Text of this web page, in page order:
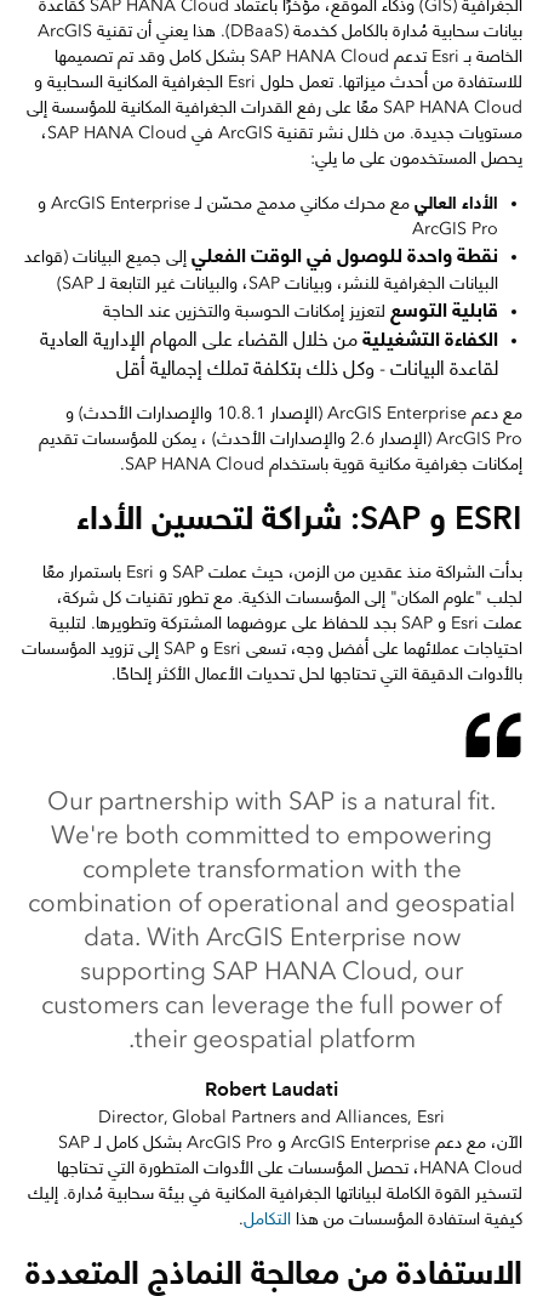
الجغرافية (GIS) وذكاء الموقع، مؤخرًا باعتماد SAP HANA Cloud كقاعدة
بيانات سحابية مُدارة بالكامل كخدمة (DBaaS). هذا يعني أن تقنية ArcGIS
الخاصة بـ Esri تدعم SAP HANA Cloud بشكل كامل وقد تم تصميمها
للاستفادة من أحدث ميزاتها. تعمل حلول Esri الجغرافية المكانية السحابية و
SAP HANA Cloud معًا على رفع القدرات الجغرافية المكانية للمؤسسة إلى
مستويات جديدة. من خلال نشر تقنية ArcGIS في SAP HANA Cloud،
يحصل المستخدمون على ما يلي:
الأداء العالي
مع محرك مكاني مدمج محسّن لـ ArcGIS Enterprise و
ArcGIS Pro
نقطة واحدة للوصول في الوقت الفعليإلى جميع البيانات (قواعد
البيانات الجغرافية للنشر، وبيانات SAP، والبيانات غير التابعة لـ SAP)
قابلية التوسع لتعزيز إمكانات الحوسبة والتخزين عند الحاجة
الكفاءة التشغيليةمن خلال القضاء على المهام الإدارية العادية
لقاعدة البيانات - وكل ذلك بتكلفة تملك إجمالية أقل
مع دعم ArcGIS Enterprise (الإصدار 10.8.1 والإصدارات الأحدث) و
ArcGIS Pro (الإصدار 2.6 والإصدارات الأحدث) ، يمكن للمؤسسات تقديم
إمكانات جغرافية مكانية قوية باستخدام SAP HANA Cloud.
ESRI و SAP: شراكة لتحسين الأداء
بدأت الشراكة منذ عقدين من الزمن، حيث عملت SAP و Esri باستمرار معًا
لجلب "علوم المكان" إلى المؤسسات الذكية. مع تطور تقنيات كل شركة،
عملت Esri و SAP بجد للحفاظ على عروضهما المشتركة وتطويرها. لتلبية
احتياجات عملائهما على أفضل وجه، تسعى Esri و SAP إلى تزويد المؤسسات
بالأدوات الدقيقة التي تحتاجها لحل تحديات الأعمال الأكثر إلحاحًا.
Our partnership with SAP is a natural fit.
We're both committed to empowering
complete transformation with the
combination of operational and geospatial
data. With ArcGIS Enterprise now
supporting SAP HANA Cloud, our
customers can leverage the full power of
their geospatial platform.
Robert Laudati
Director, Global Partners and Alliances, Esri
الآن، مع دعم ArcGIS Enterprise و ArcGIS Pro بشكل كامل لـ SAP
HANA Cloud، تحصل المؤسسات على الأدوات المتطورة التي تحتاجها
لتسخير القوة الكاملة لبياناتها الجغرافية المكانية في بيئة سحابية مُدارة. إليك
كيفية استفادة المؤسسات من هذا التكامل.
الاستفادة من معالجة النماذج المتعددة